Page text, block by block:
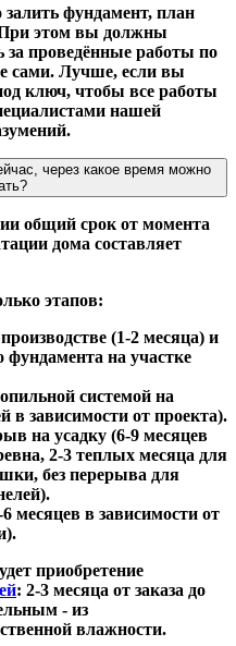
фундамент, план
этом вы должны
за проведённые работы по
сами. Лучше, если вы
ключ, чтобы все работы
нашей
через какое время можно
общий срок от момента
дома составляет
этапов:
(1-2 месяца) и
фундамента на участке
системой на
в зависимости от проекта).
на усадку (6-9 месяцев
2-3 теплых месяца для
без перерыва для
месяцев в зависимости от
приобретение
: 2-3 месяца от заказа до
- из
влажности.